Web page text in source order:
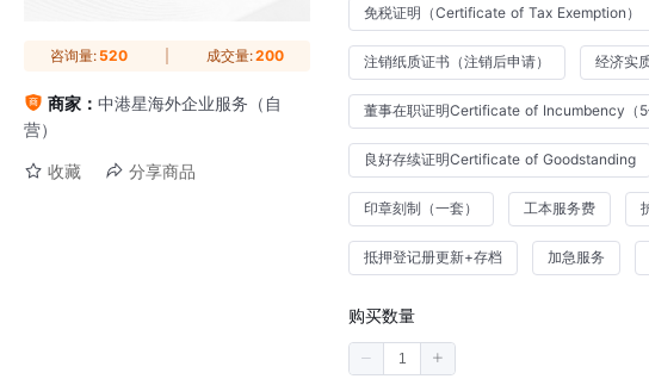
咨询量: 520 成交量:200
商家： 中港星海外企业服务（自
营）
收藏 分享商品
免税证明（Certificate of Tax Exemption）
注销纸质证书（注销后申请） 经济实
董事在职证明Certificate of Incumbency（5
良好存续证明Certificate of Goodstanding
印章刻制（一套） 工本服务费
抵押登记册更新+存档 加急服务
购买数量